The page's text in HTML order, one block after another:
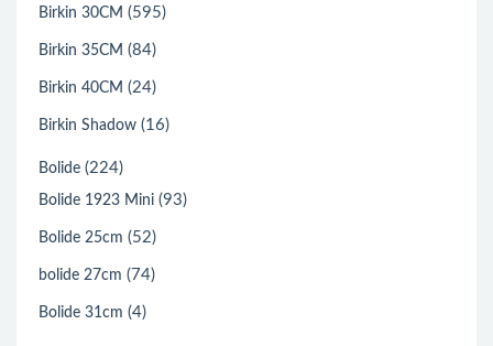
Birkin 30CM (595)
Birkin 35CM (84)
Birkin 40CM (24)
Birkin Shadow (16)
Bolide (224)
Bolide 1923 Mini (93)
Bolide 25cm (52)
bolide 27cm (74)
Bolide 31cm (4)